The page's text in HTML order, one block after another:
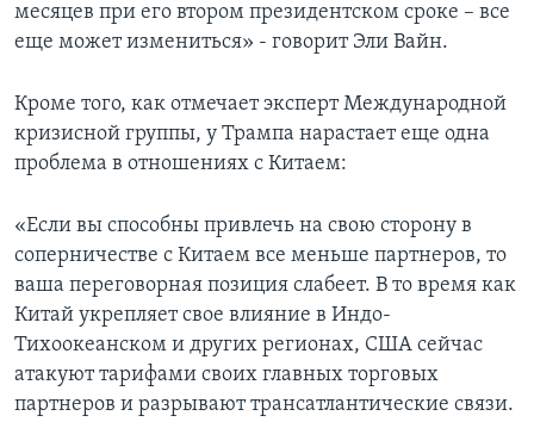
месяцев при его втором президентском сроке – все
еще может измениться» - говорит Эли Вайн.
Кроме того, как отмечает эксперт Международной
кризисной группы, у Трампа нарастает еще одна
проблема в отношениях с Китаем:
«Если вы способны привлечь на свою сторону в
соперничестве с Китаем все меньше партнеров, то
ваша переговорная позиция слабеет. В то время как
Китай укрепляет свое влияние в Индо-
Тихоокеанском и других регионах, США сейчас
атакуют тарифами своих главных торговых
партнеров и разрывают трансатлантические связи.